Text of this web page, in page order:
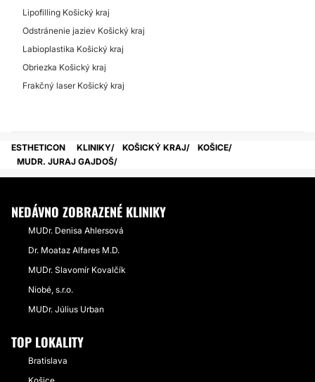
Lipofilling Košický kraj
Odstránenie jaziev Košický kraj
Labioplastika Košický kraj
Obriezka Košický kraj
Frakčný laser Košický kraj
ESTHETICON KLINIKY KOŠICKÝ KRAJ
KOŠICE
MUDR. JURAJ GAJDOŠ
NEDÁVNO ZOBRAZENÉ KLINIKY
MUDr. Denisa Ahlersová
Dr. Moataz Alfares M.D.
MUDr. Slavomír Kovalčík
Niobé, s.r.o.
MUDr. Július Urban
TOP LOKALITY
Bratislava